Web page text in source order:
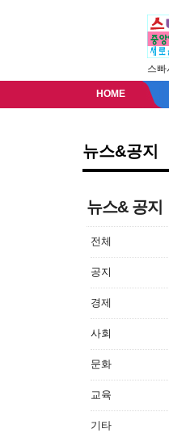
스
HOME
뉴스&공지
뉴스& 공지
전체
공지
경제
사회
문화
교육
기타